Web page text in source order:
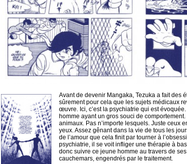
Avant de devenir Mangaka, Tezuka a fait des
sûrement pour cela que les sujets médicaux
œuvre. Ici, c’est la psychiatrie qui est
homme ayant un gros souci de
animaux. Pas n’importe lesquels. Juste ceux
yeux. Assez gênant dans la vie de tous les
de l’amour que cela finit par tourner à
psychiatrie, il se voit infliger une thérapie à
donc suivre ce jeune homme au travers de
cauchemars, engendrés par le traitement.